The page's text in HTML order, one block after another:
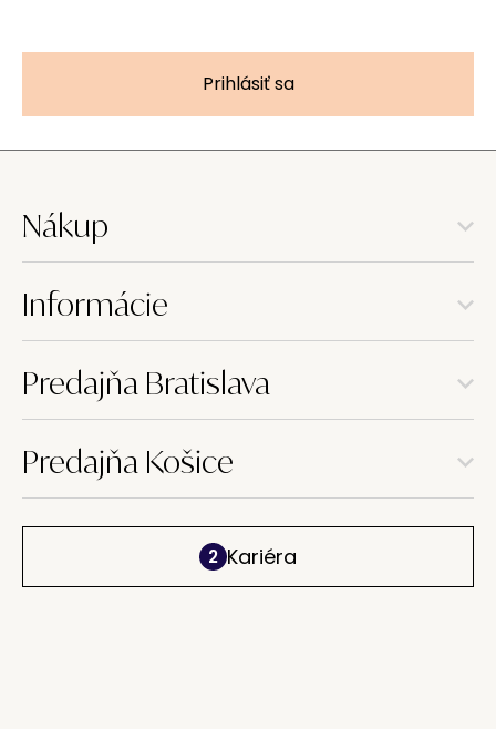
Prihlásiť sa
Nákup
Informácie
Predajňa Bratislava
Predajňa Košice
2 Kariéra